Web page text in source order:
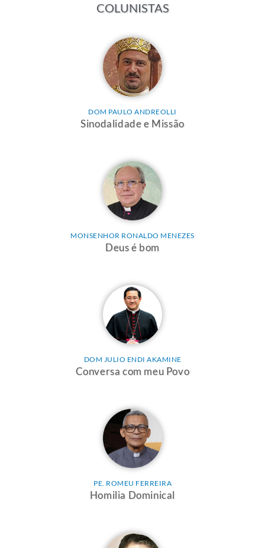
COLUNISTAS
DOM PAULO ANDREOLLI
Sinodalidade e Missão
MONSENHOR RONALDO MENEZES
Deus é bom
DOM JULIO ENDI AKAMINE
Conversa com meu Povo
PE. ROMEU FERREIRA
Homilia Dominical